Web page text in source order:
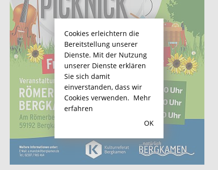
Cookies erleichtern die
Bereitstellung unserer
Dienste. Mit der Nutzung
unserer Dienste erklären
Sie sich damit
einverstanden, dass wir
Cookies verwenden. Mehr
erfahren
OK